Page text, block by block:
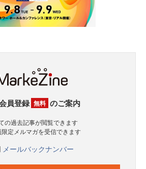
員登録 無料 のご案内
の過去記事が閲覧できます
限定メルマガを受信できます
メールバックナンバー